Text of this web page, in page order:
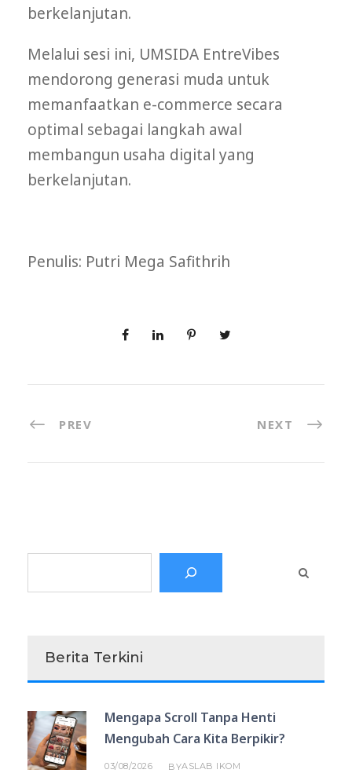
berkelanjutan.
Melalui sesi ini, UMSIDA EntreVibes
mendorong generasi muda untuk
memanfaatkan e-commerce secara
optimal sebagai langkah awal
membangun usaha digital yang
berkelanjutan.
Penulis: Putri Mega Safithrih
PREV NEXT
Berita Terkini
Mengapa Scroll Tanpa Henti
Mengubah Cara Kita Berpikir?
03/08/2026 BYASLAB IKOM